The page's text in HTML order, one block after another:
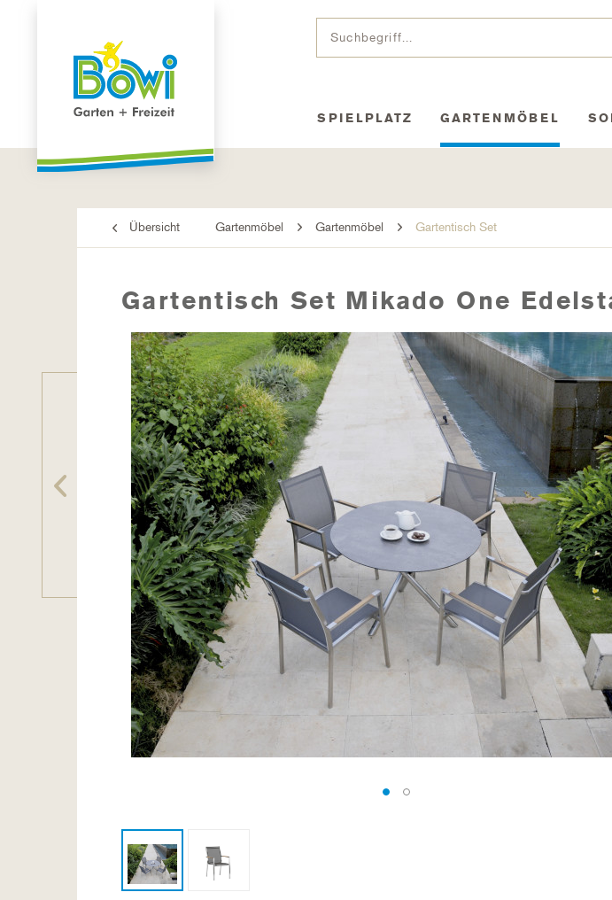
SPIELPLATZ GARTENMÖBEL
Übersicht Gartenmöbel Gartenmöbel Gartentisch Set
Gartentisch Set Mikado One